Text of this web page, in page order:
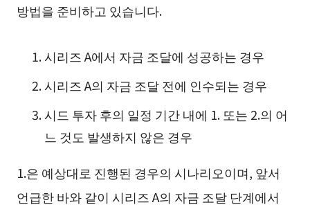
방법을 준비하고 있습니다.
시리즈 A에서 자금 조달에 성공하는 경우
시리즈 A의 자금 조달 전에 인수되는 경우
시드 투자 후의 일정 기간 내에 1. 또는 2.의 어
느 것도 발생하지 않은 경우
1.은 예상대로 진행된 경우의 시나리오이며, 앞서
언급한 바와 같이 시리즈 A의 자금 조달 단계에서